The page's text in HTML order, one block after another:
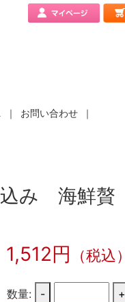
お問い合わせ
み 海鮮贅
1,512円 （税込）
数量: - +